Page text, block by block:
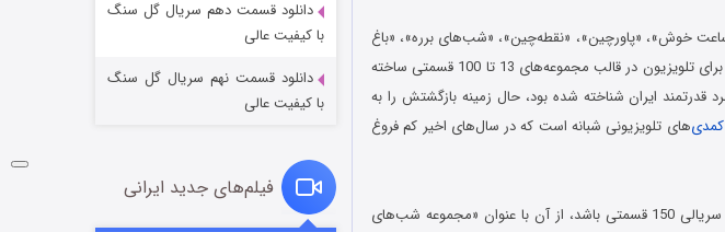
خوش»، «پاورچین»، «نقطه‌چین»، «شب‌های برره»، «باغ
مظفر»، «مرد هزارچهره»، «مرد دوهزار چهره» و «جایزه بزرگ» را برای تلویزیون در قالب مجموعه‌های 13 تا 100 قسمتی ساخته
بیست مرد قدرتمند ایران شناخته شده بود، حال زمینه بازگشتش را به
کمدی‌های تلویزیونی شبانه است که در سال‌های اخیر کم فروغ
این مجموعه که پیش تولیدش نیز آغاز شده و ظاهراً قرار است سريالی 150 قسمتی باشد، از آن با عنوان «مجموعه شب‌های
دانلود قسمت دهم سریال گل سنگ
با کیفیت عالی
دانلود قسمت نهم سریال گل سنگ
با کیفیت عالی
فیلم‌های جدید ایرانی